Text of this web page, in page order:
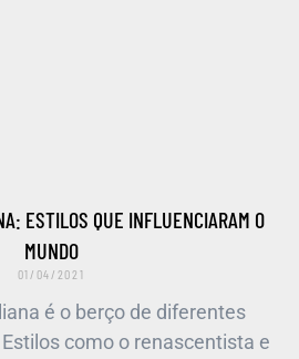
ESTILOS QUE INFLUENCIARAM O
MUNDO
01/04/2021
é o berço de diferentes
como o renascentista e